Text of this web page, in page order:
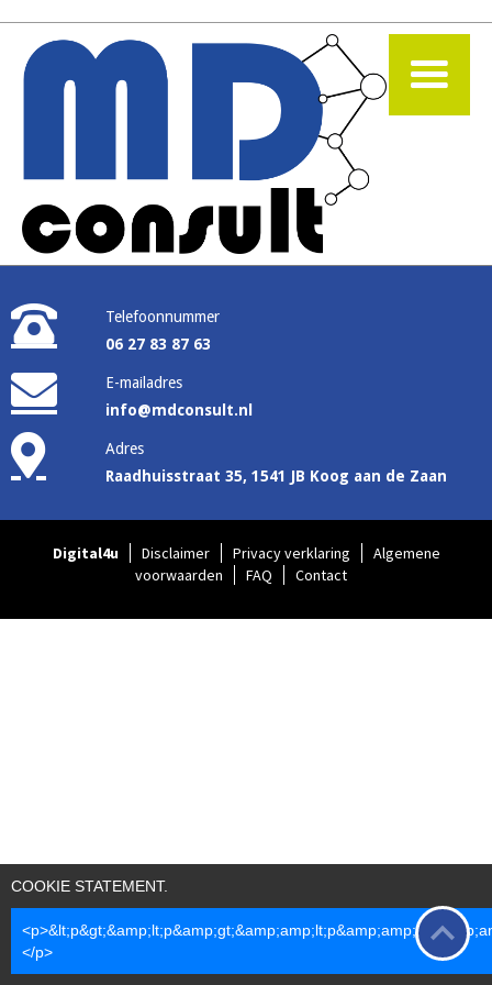
Telefoonnummer
06 27 83 87 63
E-mailadres
info@mdconsult.nl
Adres
Raadhuisstraat 35, 1541 JB Koog aan de Zaan
Digital4u Disclaimer Privacy verklaring
Algemene
voorwaarden
FAQ Contact
COOKIE STATEMENT.
</p>